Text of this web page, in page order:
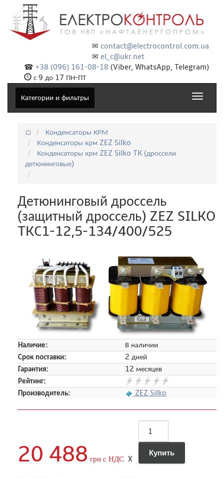
✉ contact@electrocontrol.com.ua
✉ el_c@ukr.net
☎ +38 (096) 161-08-18 (Viber, WhatsApp, Telegram)
с 9 до 17 ПН-ПТ
Категории и фильтры
Toggle
⌂
Конденсаторы КРМ
Конденсаторы крм ZEZ Silko
Конденсаторы крм ZEZ Silko TK (дроссели
детюнинговые)
Детюнинговый дроссель
(защитный дроссель) ZEZ SILKO
TKC1-12,5-134/400/525
Наличие:
В наличии
Срок поставки:
2 дней
Гарантия:
12 месяцев
Рейтинг:
Производитель:
ZEZ Silko
20 488 грн с НДС X